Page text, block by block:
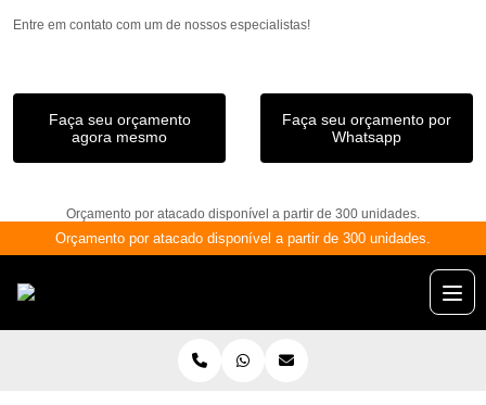
Entre em contato com um de nossos especialistas!
Faça seu orçamento
agora mesmo
Faça seu orçamento por
Whatsapp
Orçamento por atacado disponível a partir de 300 unidades.
Orçamento por atacado disponível a partir de 300 unidades.